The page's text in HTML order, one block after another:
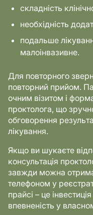
складність
необхідність
подальше
малоінвазивне.
Для повторного
повторний прийом.
очним візитом і
проктолога, що
обговорення
лікування.
Якщо ви шукаєте
консультація
завжди можна
телефоном у
прайсі – це
впевненість у